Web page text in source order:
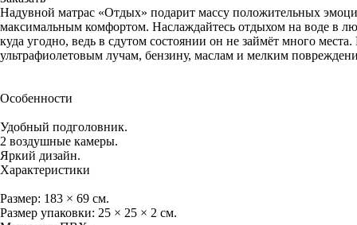
Надувной матрас «Отдых» подарит массу положительных
максимальным комфортом. Наслаждайтесь отдыхом на воде в
куда угодно, ведь в сдутом состоянии он не займёт много
ультрафиолетовым лучам, бензину, маслам и мелким
Особенности
Удобный подголовник.
2 воздушные камеры.
Яркий дизайн.
Характеристики
Размер: 183 × 69 см.
Размер упаковки: 25 × 25 × 2 см.